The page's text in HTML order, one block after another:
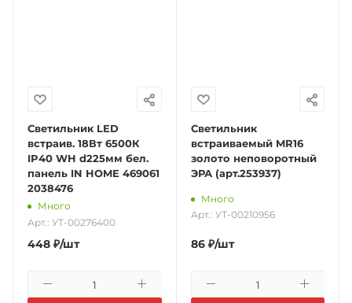
Светильник LED
встраив. 18Вт 6500К
IP40 WH d225мм бел.
панель IN HOME 469061
2038476
Много
Арт.: УТ-00276400
448 ₽/шт
Светильник
встраиваемый MR16
золото неповоротный
ЭРА (арт.253937)
Много
Арт.: УТ-00210956
86₽/шт